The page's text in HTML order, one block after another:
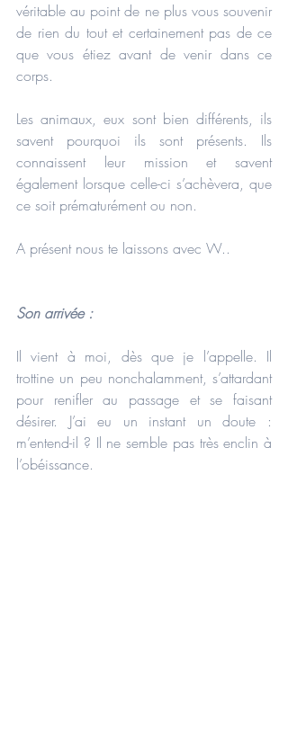
véritable au point de ne plus vous souvenir
de rien du tout et certainement pas de ce
que vous étiez avant de venir dans ce
corps.
Les animaux, eux sont bien différents, ils
savent pourquoi ils sont présents. Ils
connaissent leur mission et savent
également lorsque celle-ci s’achèvera, que
ce soit prématurément ou non.
A présent nous te laissons avec W..
Son arrivée :
Il vient à moi, dès que je l’appelle. Il
trottine un peu nonchalamment, s’attardant
pour renifler au passage et se faisant
désirer. J’ai eu un instant un doute :
m’entend-il ? Il ne semble pas très enclin à
l’obéissance.